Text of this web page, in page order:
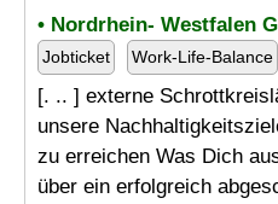
• Nordrhein- Westfalen
Jobticket Work-Life-Balance
[. .. ] externe
unsere
zu erreichen Was Dich
über ein erfolgreich